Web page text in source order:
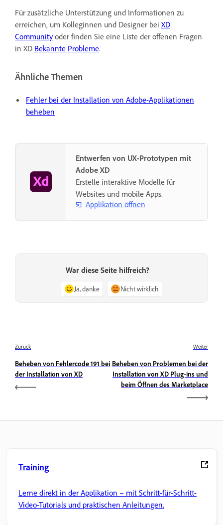
Für zusätzliche Unterstützung und Informationen zu
erreichen, um Kolleginnen und Designer bei XD
Communityoder finden Sie eine Liste der offenen Fragen
in XD Bekannte Probleme.
Ähnliche Themen
Fehler bei der Installation von Adobe-Applikationen
beheben
Entwerfen von UX-Prototypen mit
Adobe XD
Erstelle interaktive Modelle für
Websites und mobile Apps.
Applikation öffnen
War diese Seite hilfreich?
Ja, danke Nicht wirklich
Zurück
Beheben von Fehlercode 191 bei
der Installation von XD
Weiter
Beheben von Problemen bei der
Installation von XD Plug-ins und
beim Öffnen des Marketplace
Training
Lerne direkt in der Applikation – mit Schritt-für-Schritt-
Video-Tutorials und praktischen Anleitungen.